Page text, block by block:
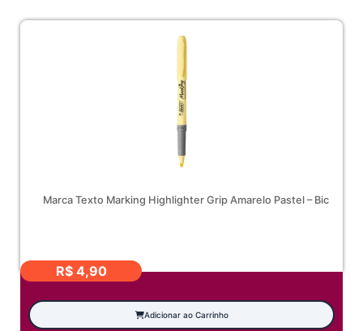
Marca Texto Marking Highlighter Grip Amarelo Pastel – Bic
R$4,90
Adicionar ao Carrinho